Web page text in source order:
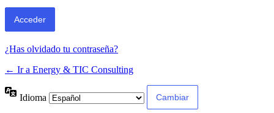
¿Has olvidado tu contraseña?
← Ir a Energy & TIC Consulting
Idioma